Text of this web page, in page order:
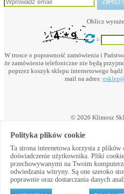
Oblicz
=
W trosce o poprawność zamówienia i
że zamówienia telefoniczne nie będą
poprzez koszyk sklepu internetowego
mail na adres:
© 2026 Klimosz
Powered by:
Polityka plików cookie
Ta strona internetowa korzysta z
doświadczenie użytkownika. Pliki
przechowywanymi na Twoim
odwiedzania witryny. Są one szeroko
poprawnie oraz dostarczania danych
×
Powiadomienia